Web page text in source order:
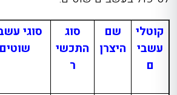
קוטלי
עשבי
ם
שם
היצרן
סוג
התכשי
ר
סוגי
שוטים